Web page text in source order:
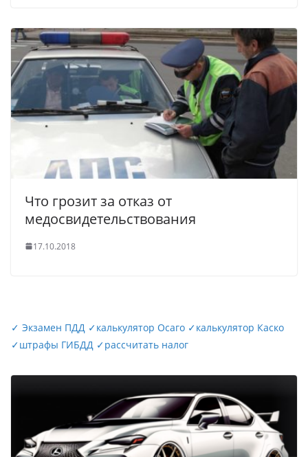
Что грозит за отказ от
медосвидетельствования
17.10.2018
✓ Экзамен ПДД ✓калькулятор Осаго ✓калькулятор Каско
✓штрафы ГИБДД ✓рассчитать налог